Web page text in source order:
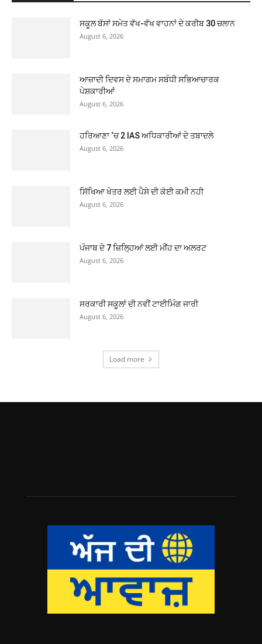
ਸਕੂਲ ਬੱਸਾਂ ਸਮੇਤ ਵੱਖ-ਵੱਖ ਵਾਹਨਾਂ ਦੇ ਕਰੀਬ 30 ਚਲਾਨ
August 6, 2026
ਆਜ਼ਾਦੀ ਦਿਵਸ ਦੇ ਸਮਾਗਮ ਸਬੰਧੀ ਸਭਿਆਚਾਰਕ
ਪੇਸ਼ਕਾਰੀਆਂ
August 6, 2026
ਹਰਿਆਣਾ ‘ਚ 2 IAS ਅਧਿਕਾਰੀਆਂ ਦੇ ਤਬਾਦਲੇ
August 6, 2026
ਸਿੱਖਿਆ ਖੇਤਰ ਲਈ ਪੈਸੇ ਦੀ ਕੋਈ ਕਮੀ ਨਹੀ
August 6, 2026
ਪੰਜਾਬ ਦੇ 7 ਜ਼ਿਲ੍ਹਿਆਂ ਲਈ ਮੀਂਹ ਦਾ ਅਲਰਟ
August 6, 2026
ਸਰਕਾਰੀ ਸਕੂਲਾਂ ਦੀ ਨਵੀਂ ਟਾਈਮਿੰਗ ਜਾਰੀ
August 6, 2026
Load more